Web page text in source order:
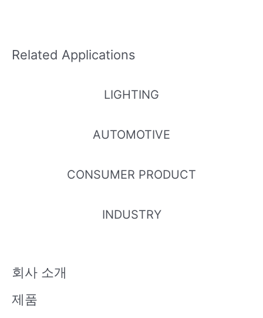
Related Applications
LIGHTING
AUTOMOTIVE
CONSUMER PRODUCT
INDUSTRY
회사 소개
제품